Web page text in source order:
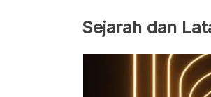
Sejarah dan